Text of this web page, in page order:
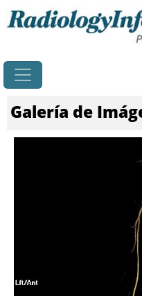
Galería de